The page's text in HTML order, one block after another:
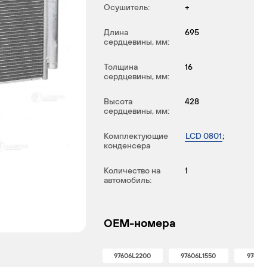
Осушитель: +
Длина
сердцевины, мм:
695
Толщина
сердцевины, мм:
16
Высота
сердцевины, мм:
428
Комплектующие
конденсера
LCD 0801;
Количество на
автомобиль:
1
OEM-номера
97606L2200 97606L1550